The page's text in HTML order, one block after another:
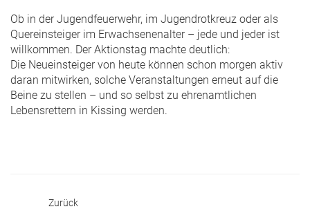
Ob in der Jugendfeuerwehr, im Jugendrotkreuz oder als
Quereinsteiger im Erwachsenenalter – jede und jeder ist
willkommen. Der Aktionstag machte deutlich:
Die Neueinsteiger von heute können schon morgen aktiv
daran mitwirken, solche Veranstaltungen erneut auf die
Beine zu stellen – und so selbst zu ehrenamtlichen
Lebensrettern in Kissing werden.
Zurück